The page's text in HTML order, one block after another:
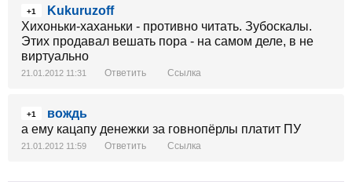
+1
Kukuruzoff
Хихоньки-хаханьки - противно читать. Зубоскалы.
Этих продавал вешать пора - на самом деле, в не
виртуально
21.01.2012 11:31 Ответить Ссылка
+1
вождь
а ему кацапу денежки за говнопёрлы платит ПУ
21.01.2012 11:59 Ответить Ссылка